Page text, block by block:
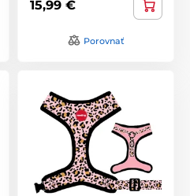
15,99 €
Porovnať